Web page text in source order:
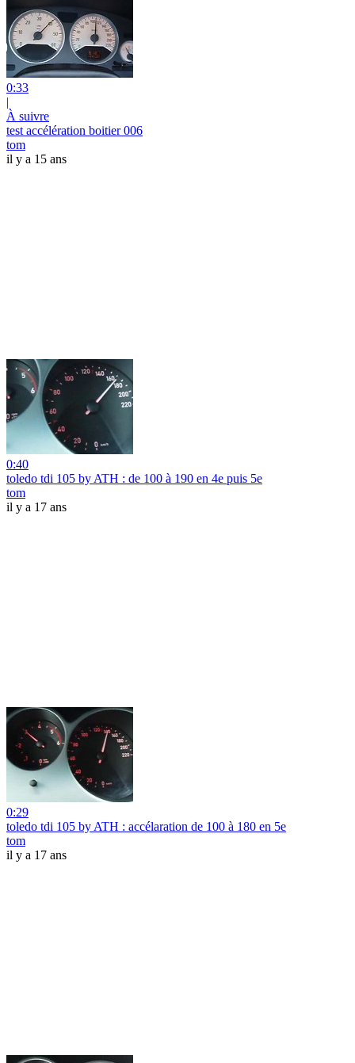
0:33
|
À suivre
test accélération boitier 006
tom
il y a 15 ans
0:40
toledo tdi 105 by ATH : de 100 à 190 en 4e puis 5e
tom
il y a 17 ans
0:29
toledo tdi 105 by ATH : accélaration de 100 à 180 en 5e
tom
il y a 17 ans